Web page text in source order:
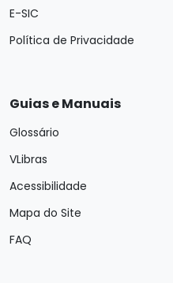
E-SIC
Política de Privacidade
Guias e Manuais
Glossário
VLibras
Acessibilidade
Mapa do Site
FAQ